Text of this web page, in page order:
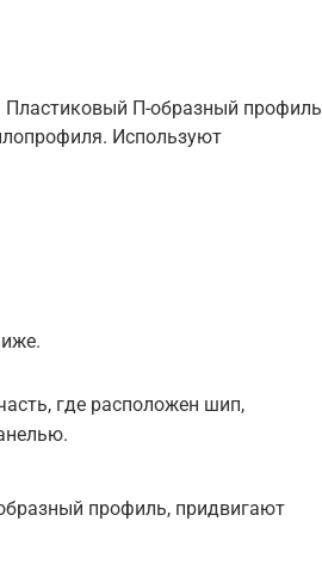
П-образный профиль
Используют
где расположен шип,
профиль, придвигают